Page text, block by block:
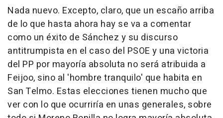
Nada nuevo. Excepto, claro, que un escaño arriba
de lo que hasta ahora hay se va a comentar
como un éxito de Sánchez y su discurso
antitrumpista en el caso del PSOE y una victoria
del PP por mayoría absoluta no será atribuida a
Feijoo, sino al 'hombre tranquilo' que habita en
San Telmo. Estas elecciones tienen mucho que
ver con lo que ocurriría en unas generales, sobre